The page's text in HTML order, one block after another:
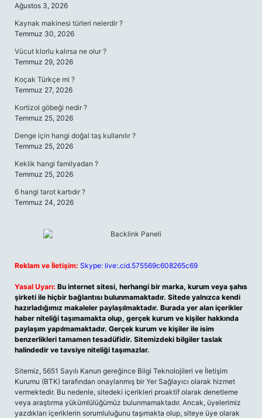
Ağustos 3, 2026
Kaynak makinesi türleri nelerdir ?
Temmuz 30, 2026
Vücut klorlu kalırsa ne olur ?
Temmuz 29, 2026
Koçak Türkçe mi ?
Temmuz 27, 2026
Kortizol göbeği nedir ?
Temmuz 25, 2026
Denge için hangi doğal taş kullanılır ?
Temmuz 25, 2026
Keklik hangi familyadan ?
Temmuz 25, 2026
6 hangi tarot kartıdır ?
Temmuz 24, 2026
Reklam ve İletişim: Skype: live:.cid.575569c608265c69
Yasal Uyarı: Bu internet sitesi, herhangi bir marka, kurum veya şahıs
şirketi ile hiçbir bağlantısı bulunmamaktadır. Sitede yalnızca kendi
hazırladığımız makaleler paylaşılmaktadır. Burada yer alan içerikler
haber niteliği taşımamakta olup, gerçek kurum ve kişiler hakkında
paylaşım yapılmamaktadır. Gerçek kurum ve kişiler ile isim
benzerlikleri tamamen tesadüfidir. Sitemizdeki bilgiler taslak
halindedir ve tavsiye niteliği taşımazlar.
Sitemiz, 5651 Sayılı Kanun gereğince Bilgi Teknolojileri ve İletişim
Kurumu (BTK) tarafından onaylanmış bir Yer Sağlayıcı olarak hizmet
vermektedir. Bu nedenle, sitedeki içerikleri proaktif olarak denetleme
veya araştırma yükümlülüğümüz bulunmamaktadır. Ancak, üyelerimiz
yazdıkları içeriklerin sorumluluğunu taşımakta olup, siteye üye olarak